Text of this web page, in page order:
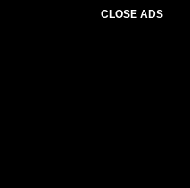
CLOSE ADS